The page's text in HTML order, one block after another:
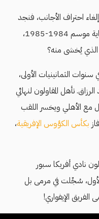
احتراف الأجانب، فنجد
أنَّ القرار نُفَّذ صيف عام 1985، أي في نهاية موسم 1984-1985،
الذي يُخشى منه؟
سنوات الثمانينيات الأولى،
تأهل المقاولون لنهائي
1981، ليتعادل مع الأهلي ويخسر اللقب
بكأس الكؤوس الإفريقية،
نادي أفريكا سبور
الأول، سُجِّلت في مرمى بل
الإيفواري!